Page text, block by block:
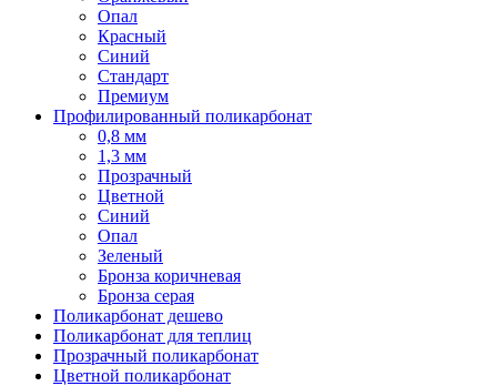
Опал
Красный
Синий
Стандарт
Премиум
Профилированный поликарбонат
0,8 мм
1,3 мм
Прозрачный
Цветной
Синий
Опал
Зеленый
Бронза коричневая
Бронза серая
Поликарбонат дешево
Поликарбонат для теплиц
Прозрачный поликарбонат
Цветной поликарбонат